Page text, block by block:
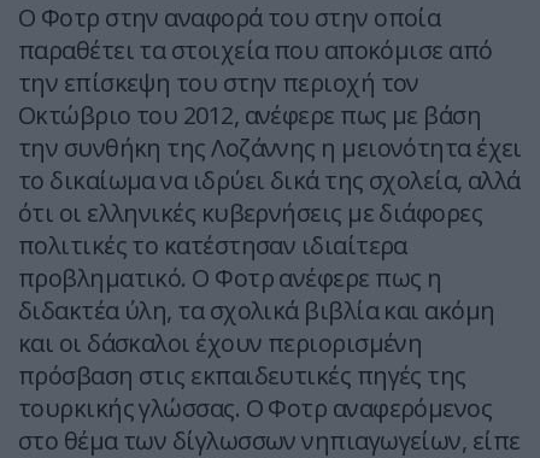
O Φοτρ στην αναφορά του στην οποία
παραθέτει τα στοιχεία που αποκόμισε από
την επίσκεψη του στην περιοχή τον
Οκτώβριο του 2012, ανέφερε πως με βάση
την συνθήκη της Λοζάννης η μειονότητα έχει
το δικαίωμα να ιδρύει δικά της σχολεία, αλλά
ότι οι ελληνικές κυβερνήσεις με διάφορες
πολιτικές το κατέστησαν ιδιαίτερα
προβληματικό. Ο Φοτρ ανέφερε πως η
διδακτέα ύλη, τα σχολικά βιβλία και ακόμη
και οι δάσκαλοι έχουν περιορισμένη
πρόσβαση στις εκπαιδευτικές πηγές της
τουρκικής γλώσσας. Ο Φοτρ αναφερόμενος
στο θέμα των δίγλωσσων νηπιαγωγείων, είπε